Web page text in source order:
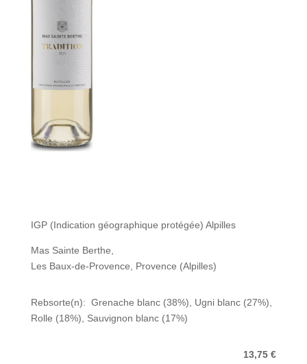
IGP (Indication géographique protégée) Alpilles
Mas Sainte Berthe,
Les Baux-de-Provence, Provence (Alpilles)
Rebsorte(n): Grenache blanc (38%), Ugni blanc (27%),
Rolle (18%), Sauvignon blanc (17%)
13,75 €